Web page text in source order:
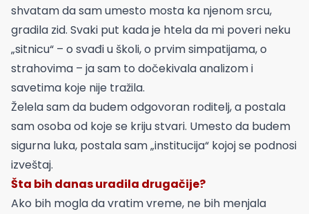
shvatam da sam umesto mosta ka njenom srcu,
gradila zid. Svaki put kada je htela da mi poveri neku
„sitnicu“ – o svađi u školi, o prvim simpatijama, o
strahovima – ja sam to dočekivala analizom i
savetima koje nije tražila.
Želela sam da budem odgovoran roditelj, a postala
sam osoba od koje se kriju stvari. Umesto da budem
sigurna luka, postala sam „institucija“ kojoj se podnosi
izveštaj.
Šta bih danas uradila drugačije?
Ako bih mogla da vratim vreme, ne bih menjala